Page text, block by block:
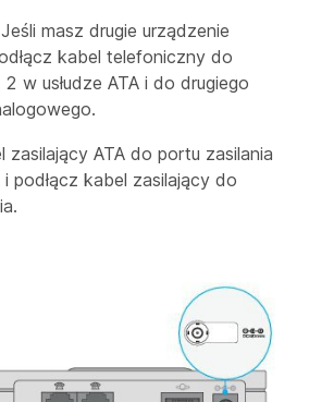
masz drugie urządzenie
kabel telefoniczny do
w usłudze ATA i do drugiego
zasilający ATA do portu zasilania
podłącz kabel zasilający do